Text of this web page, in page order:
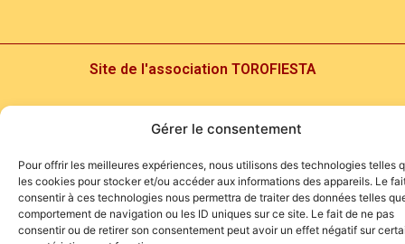
Gérer le consentement
Pour offrir les meilleures expériences, nous utilisons des technologies telles
les cookies pour stocker et/ou accéder aux informations des appareils. Le
consentir à ces technologies nous permettra de traiter des données telles
comportement de navigation ou les ID uniques sur ce site. Le fait de ne pas
consentir ou de retirer son consentement peut avoir un effet négatif sur
Site de l'association TOROFIESTA